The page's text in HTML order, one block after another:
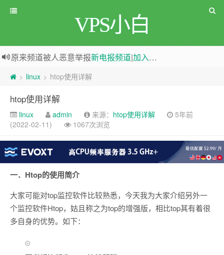
VPS小白
原来频道被人恶意举报新电报频道|加入电报群
> linux > htop使用详解
htop使用详解
linux admin 来源： htop使用详解
5年前
(2022-02-11)
1067次浏览
一．Htop的使用简介
大家可能对top监控软件比较熟悉，今天我为大家介绍另外一
个监控软件Htop，姑且称之为top的增强版，相比top其有着很
多自身的优势。如下：